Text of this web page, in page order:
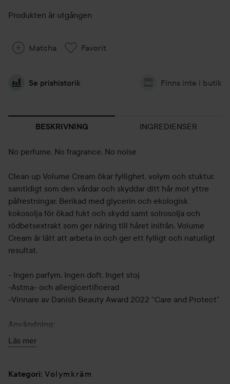
Produkten är utgången
Matcha Favorit
Se prishistorik Finns inte i butik
BESKRIVNING INGREDIENSER
No perfume. No fragrance. No noise
Clean up Volume Cream ökar fyllighet, volym och stuktur,
samtidigt som den vårdar och skyddar ditt hår mot yttre
påfrestningar. Berikad med glycerin och ekologisk
kokosolja för ökad fukt och skydd samt solrosolja och
rödbetsextrakt som ger näring till håret inifrån. Volume
Cream är lätt att arbeta in och ger ett fylligt och naturligt
resultat.
- Ingen parfym. Ingen doft. Inget stoj
-Astma- och allergicertificerad
-Vinnare av Danish Beauty Award 2022 “Care and Protect”
Användning:
Fördela en liten mängd mellan handflatorna och fördela i
längderna och topparna. Används i fuktigt eller torrt hår.
25 ml
Läs mer
Kategori: Volymkräm